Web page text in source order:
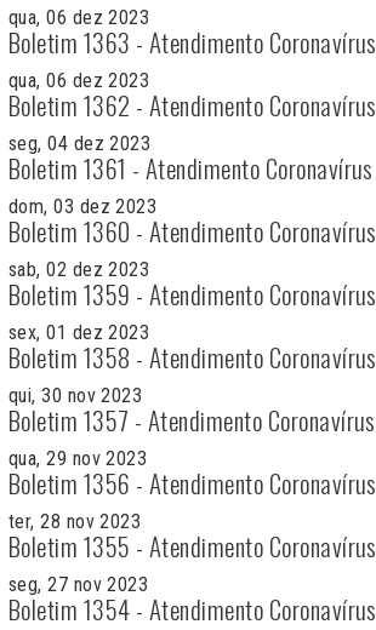
qua, 06 dez 2023
Boletim 1363 - Atendimento Coronavírus
qua, 06 dez 2023
Boletim 1362 - Atendimento Coronavírus
seg, 04 dez 2023
Boletim 1361 - Atendimento Coronavírus
dom, 03 dez 2023
Boletim 1360 - Atendimento Coronavírus
sab, 02 dez 2023
Boletim 1359 - Atendimento Coronavírus
sex, 01 dez 2023
Boletim 1358 - Atendimento Coronavírus
qui, 30 nov 2023
Boletim 1357 - Atendimento Coronavírus
qua, 29 nov 2023
Boletim 1356 - Atendimento Coronavírus
ter, 28 nov 2023
Boletim 1355 - Atendimento Coronavírus
seg, 27 nov 2023
Boletim 1354 - Atendimento Coronavírus